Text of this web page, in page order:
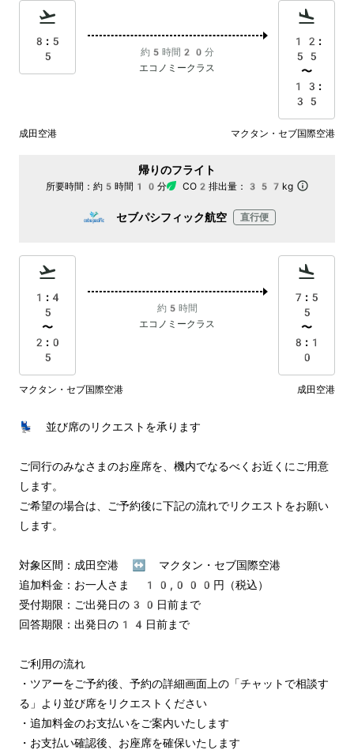
8:5
5
約5時間20分
エコノミークラス
12:
55
〜
13:
35
成田空港 マクタン・セブ国際空港
帰りのフライト
所要時間： 約5時間10分 CO2排出量： 357kg
セブパシフィック航空 直行便
1:4
5
〜
2:0
5
約5時間
エコノミークラス
7:5
5
〜
8:1
0
マクタン・セブ国際空港 成田空港
💺 並び席のリクエストを承ります
ご同行のみなさまのお座席を、機内でなるべくお近くにご用意
します。
ご希望の場合は、ご予約後に下記の流れでリクエストをお願い
します。
対象区間：成田空港 ↔︎ マクタン・セブ国際空港
追加料金：お一人さま 10,000円（税込）
受付期限：ご出発日の30日前まで
回答期限：出発日の14日前まで
ご利用の流れ
・ツアーをご予約後、予約の詳細画面上の「チャットで相談す
る」より並び席をリクエストください
・追加料金のお支払いをご案内いたします
・お支払い確認後、お座席を確保いたします